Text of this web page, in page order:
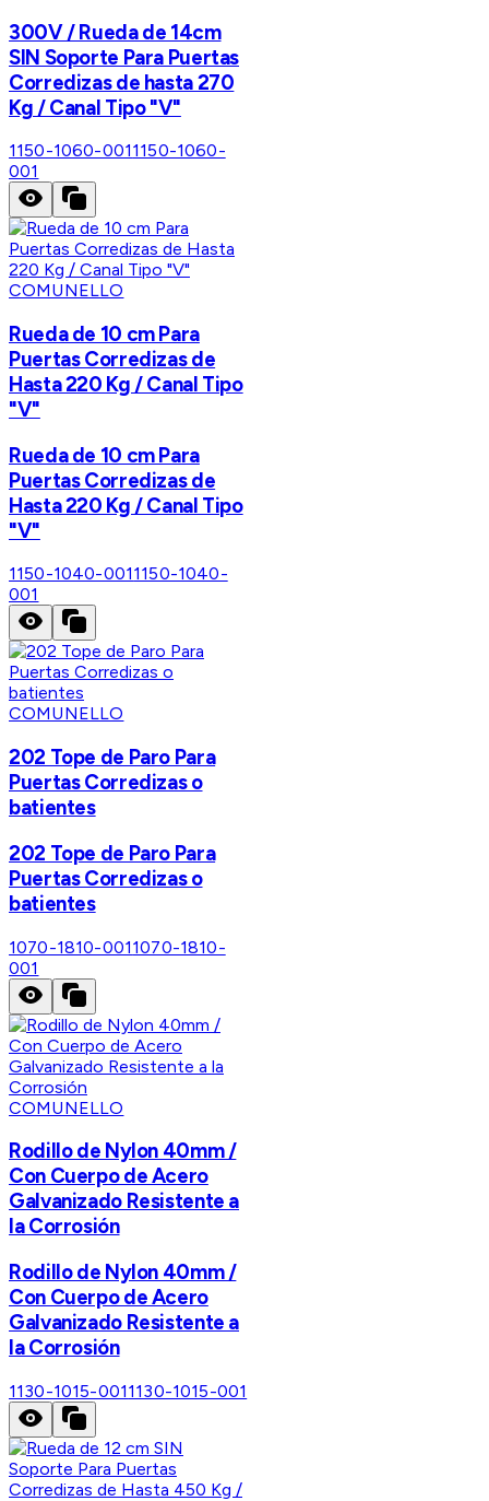
300V / Rueda de 14cm
SIN Soporte Para Puertas
Corredizas de hasta 270
Kg / Canal Tipo "V"
1150-1060-0011150-1060-
001
COMUNELLO
Rueda de 10 cm Para
Puertas Corredizas de
Hasta 220 Kg / Canal Tipo
"V"
Rueda de 10 cm Para
Puertas Corredizas de
Hasta 220 Kg / Canal Tipo
"V"
1150-1040-0011150-1040-
001
COMUNELLO
202 Tope de Paro Para
Puertas Corredizas o
batientes
202 Tope de Paro Para
Puertas Corredizas o
batientes
1070-1810-0011070-1810-
001
COMUNELLO
Rodillo de Nylon 40mm /
Con Cuerpo de Acero
Galvanizado Resistente a
la Corrosión
Rodillo de Nylon 40mm /
Con Cuerpo de Acero
Galvanizado Resistente a
la Corrosión
1130-1015-0011130-1015-001